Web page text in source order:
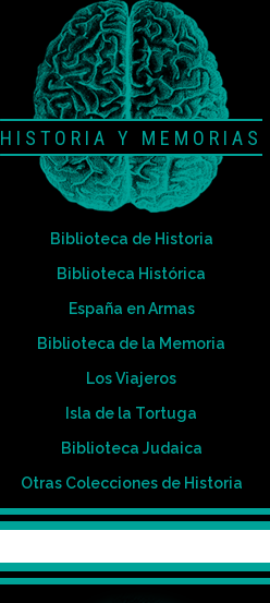
HISTORIA Y MEMORIAS
Biblioteca de Historia
Biblioteca Histórica
España en Armas
Biblioteca de la Memoria
Los Viajeros
Isla de la Tortuga
Biblioteca Judaica
Otras Colecciones de Historia